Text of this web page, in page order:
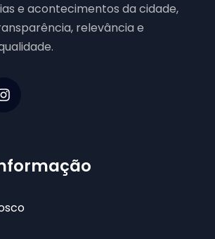
e acontecimentos da cidade,
relevância e